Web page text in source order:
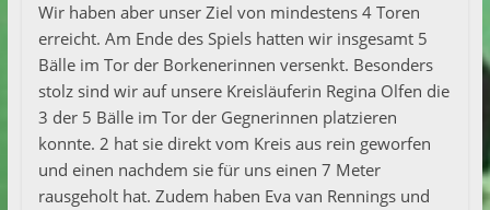
Wir haben aber unser Ziel von mindestens 4 Toren
erreicht. Am Ende des Spiels hatten wir insgesamt 5
Bälle im Tor der Borkenerinnen versenkt. Besonders
stolz sind wir auf unsere Kreisläuferin Regina Olfen die
3 der 5 Bälle im Tor der Gegnerinnen platzieren
konnte. 2 hat sie direkt vom Kreis aus rein geworfen
und einen nachdem sie für uns einen 7 Meter
rausgeholt hat. Zudem haben Eva van Rennings und